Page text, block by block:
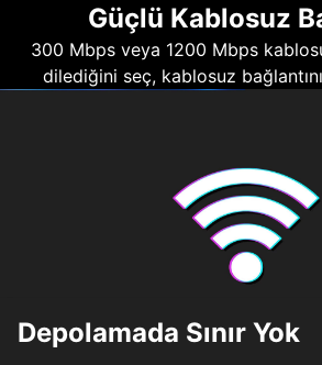
Güçlü Kablosuz
300 Mbps veya 1200 Mbps
dilediğini seç, kablosuz
Depolamada Sınır Yok